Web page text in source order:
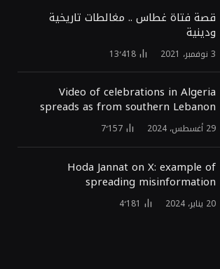
قصة فتاة غطاس .. مغالطات تاريخية
ودينية
3 نوفمبر، 2021 13٬418
Video of celebrations in Algeria
spreads as from southern Lebanon
29 أغسطس، 2024 7٬157
Hoda Jannat on X: example of
spreading misinformation
20 يناير، 2024 4٬181